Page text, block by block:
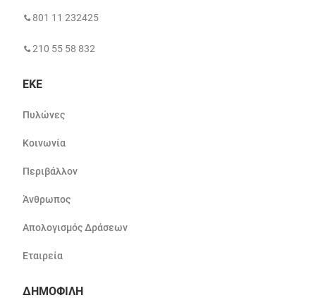
801 11 232425
210 55 58 832
ΕΚΕ
Πυλώνες
Κοινωνία
Περιβάλλον
Άνθρωπος
Απολογισμός Δράσεων
Εταιρεία
ΔΗΜΟΦΙΛΗ